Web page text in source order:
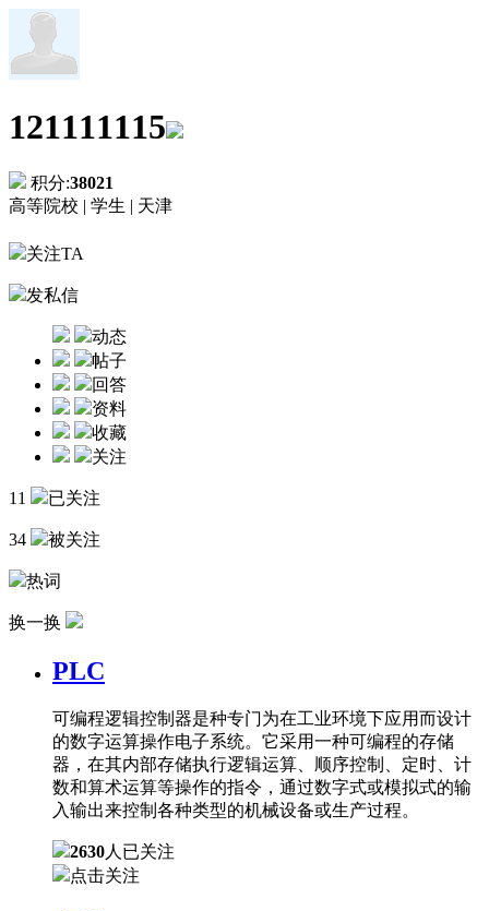
121111115
积分:38021
高等院校 | 学生 | 天津
关注TA
发私信
动态
帖子
回答
资料
收藏
关注
11 已关注
34 被关注
热词
换一换
PLC
可编程逻辑控制器是种专门为在工业环境下应用而设计
的数字运算操作电子系统。它采用一种可编程的存储
器，在其内部存储执行逻辑运算、顺序控制、定时、计
数和算术运算等操作的指令，通过数字式或模拟式的输
入输出来控制各种类型的机械设备或生产过程。
2630人已关注
点击关注